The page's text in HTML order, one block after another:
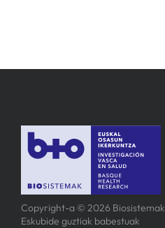
Copyright-a © 2026 Biosistemak
Eskubide guztiak babestuak